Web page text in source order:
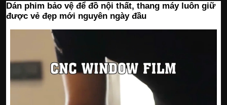
Dán phim bảo vệ để đồ nội thất, thang máy luôn giữ
được vẻ đẹp mới nguyên ngày đầu